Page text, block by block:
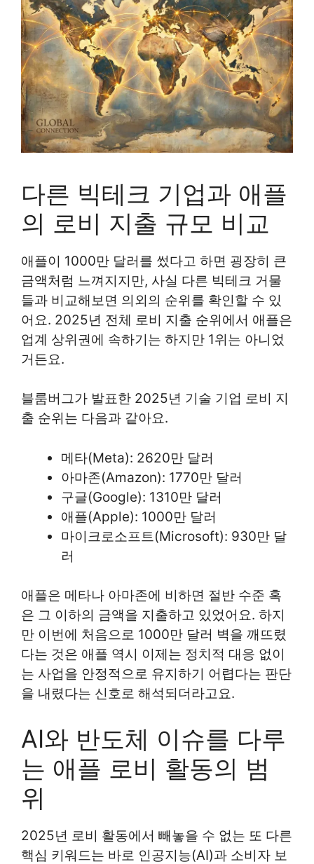
다른 빅테크 기업과 애플
의 로비 지출 규모 비교
애플이 1000만 달러를 썼다고 하면 굉장히 큰
금액처럼 느껴지지만, 사실 다른 빅테크 거물
들과 비교해보면 의외의 순위를 확인할 수 있
어요. 2025년 전체 로비 지출 순위에서 애플은
업계 상위권에 속하기는 하지만 1위는 아니었
거든요.
블룸버그가 발표한 2025년 기술 기업 로비 지
출 순위는 다음과 같아요.
메타(Meta): 2620만 달러
아마존(Amazon): 1770만 달러
구글(Google): 1310만 달러
애플(Apple): 1000만 달러
마이크로소프트(Microsoft): 930만 달
러
애플은 메타나 아마존에 비하면 절반 수준 혹
은 그 이하의 금액을 지출하고 있었어요. 하지
만 이번에 처음으로 1000만 달러 벽을 깨뜨렸
다는 것은 애플 역시 이제는 정치적 대응 없이
는 사업을 안정적으로 유지하기 어렵다는 판단
을 내렸다는 신호로 해석되더라고요.
AI와 반도체 이슈를 다루
는 애플 로비 활동의 범
위
2025년 로비 활동에서 빼놓을 수 없는 또 다른
핵심 키워드는 바로 인공지능(AI)과 소비자 보